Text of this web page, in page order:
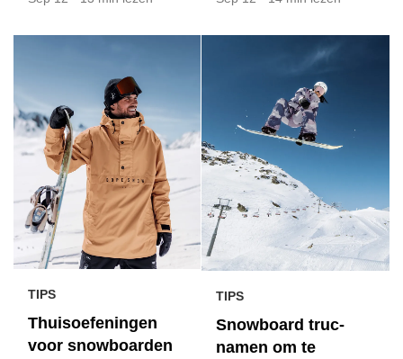
TIPS
Thuisoefeningen
voor snowboarden
TIPS
Snowboard truc-
namen om te